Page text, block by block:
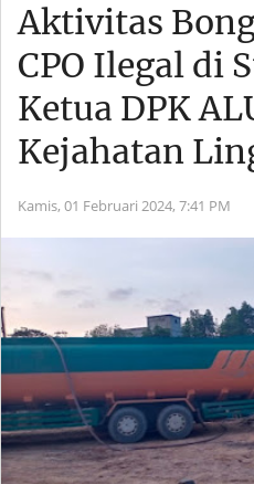
Aktivitas
CPO Ilegal di
Ketua DPK
Kejahatan
Kamis, 01 Februari 2024, 7:41 PM